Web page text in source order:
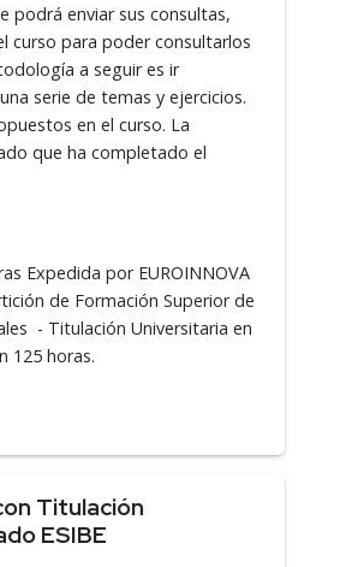
podrá enviar sus consultas,
curso para poder consultarlos
a seguir es ir
serie de temas y ejercicios.
en el curso. La
que ha completado el
Expedida por EUROINNOVA
de Formación Superior de
- Titulación Universitaria en
125 horas.
Titulación
ESIBE